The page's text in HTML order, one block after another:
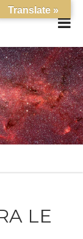
LE
Translate »